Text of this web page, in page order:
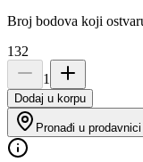
Broj bodova koji
132
1
Dodaj u korpu
Pronađi u prodavnici